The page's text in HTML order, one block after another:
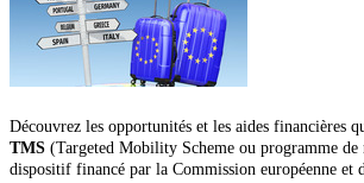
Découvrez les opportunités et les aides financières
TMS (Targeted Mobility Scheme ou programme
dispositif financé par la Commission européenne et